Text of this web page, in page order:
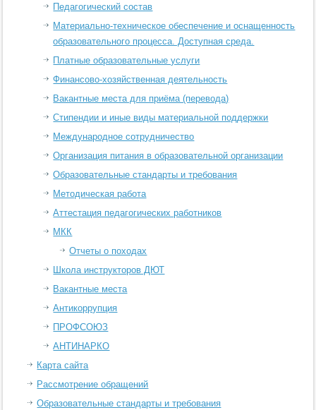
Педагогический состав
Материально-техническое обеспечение и оснащенность
образовательного процесса. Доступная среда.
Платные образовательные услуги
Финансово-хозяйственная деятельность
Вакантные места для приёма (перевода)
Стипендии и иные виды материальной поддержки
Международное сотрудничество
Организация питания в образовательной организации
Образовательные стандарты и требования
Методическая работа
Аттестация педагогических работников
МКК
Отчеты о походах
Школа инструкторов ДЮТ
Вакантные места
Антикоррупция
ПРОФСОЮЗ
АНТИНАРКО
Карта сайта
Рассмотрение обращений
Образовательные стандарты и требования